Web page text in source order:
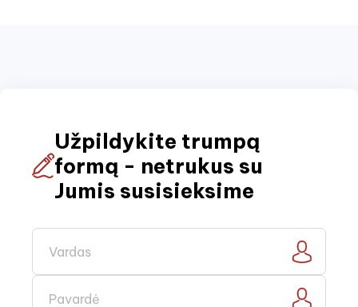
Užpildykite trumpą
formą - netrukus su
Jumis susisieksime